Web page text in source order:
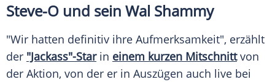
Steve-O und sein Wal Shammy
"Wir hatten definitiv ihre Aufmerksamkeit", erzählt
der "Jackass"-Starin einem kurzen Mitschnittvon
der Aktion, von der er in Auszügen auch live bei